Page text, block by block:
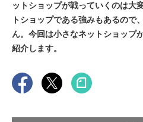
ットショップが戦っていくのは大
トショップである強みもあるので
ん。今回は小さなネットショップ
紹介します。